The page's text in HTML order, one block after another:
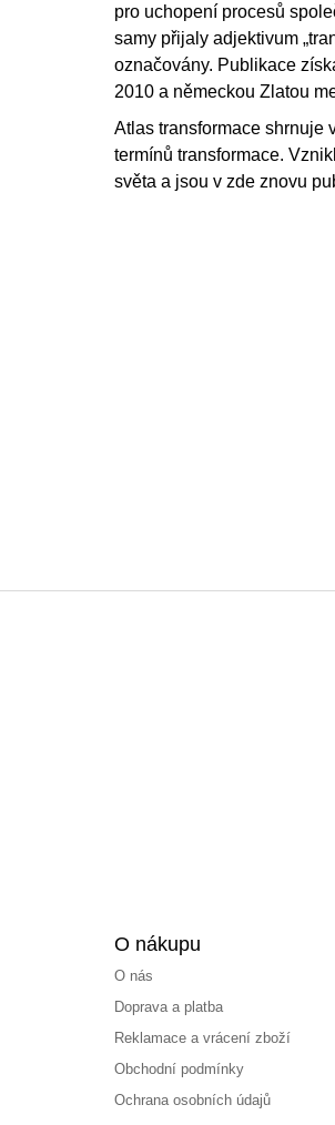
pro uchopení procesů
samy přijaly adjektivum
označovány. Publikace
2010 a německou Zlatou
Atlas transformace shrnuje
termínů transformace.
světa a jsou v zde znovu
O nákupu
O nás
Doprava a platba
Reklamace a vrácení zboží
Obchodní podmínky
Ochrana osobních údajů